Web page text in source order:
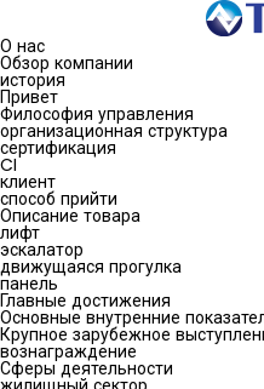
О нас
Обзор компании
история
Привет
Философия управления
организационная структура
сертификация
CI
клиент
способ прийти
Описание товара
лифт
эскалатор
движущаяся прогулка
панель
Главные достижения
Основные внутренние
Крупное зарубежное
вознаграждение
Сферы деятельности